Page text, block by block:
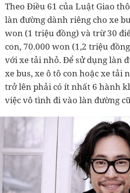
Theo Điều 61 của Luật Giao
làn đường dành riêng cho xe
won (1 triệu đồng) và trừ 30
con, 70.000 won (1,2 triệu
với xe tải nhỏ. Để sử dụng làn
xe bus, xe ô tô con hoặc xe tải
trở lên phải có ít nhất 6 hành
việc vô tình đi vào làn đường